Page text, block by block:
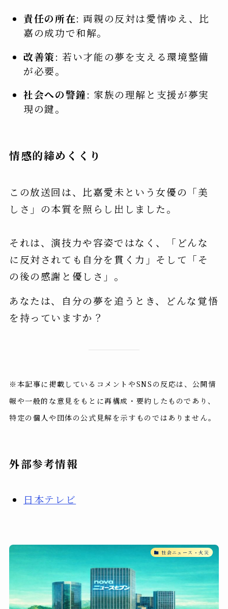
責任の所在: 両親の反対は愛情ゆえ、比
嘉の成功で和解。
改善策: 若い才能の夢を支える環境整備
が必要。
社会への警鐘: 家族の理解と支援が夢実
現の鍵。
情感的締めくくり
この放送回は、比嘉愛未という女優の「美
しさ」の本質を照らし出しました。
それは、演技力や容姿ではなく、「どんな
に反対されても自分を貫く力」そして「そ
の後の感謝と優しさ」。
あなたは、自分の夢を追うとき、どんな覚悟
を持っていますか？
※本記事に掲載しているコメントやSNSの反応は、公開情
報や一般的な意見をもとに再構成・要約したものであり、
特定の個人や団体の公式見解を示すものではありません。
外部参考情報
日本テレビ
社会ニュース・火災